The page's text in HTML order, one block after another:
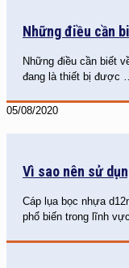
Những điều cần
Những điều cần biết
đang là thiết bị được
05/08/2020
Vì sao nên sử
Cáp lụa bọc nhựa
phổ biến trong lĩnh vực